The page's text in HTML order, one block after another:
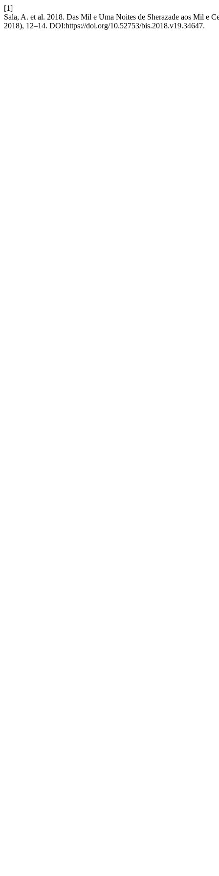
[1]
Sala, A. et al. 2018. Das Mil e Uma Noites de Sherazade aos Mil e
2018), 12–14. DOI:https://doi.org/10.52753/bis.2018.v19.34647.